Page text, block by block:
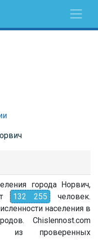
города Норвич,
132 255
человек.
населения в
Chislennost.com
из проверенных